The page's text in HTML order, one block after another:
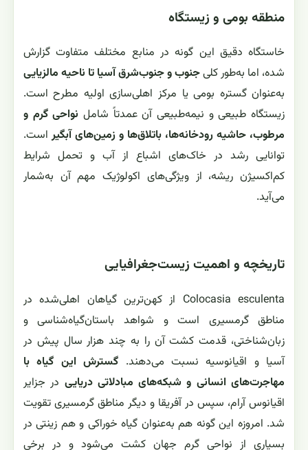
منطقه بومی و زیستگاه
خاستگاه دقیق این گونه در منابع مختلف متفاوت گزارش
شده، اما به‌طور کلیجنوب و جنوب‌شرق آسیا تا ناحیه مالزیایی
به‌عنوان گستره بومی یا مرکز اهلی‌سازی اولیه مطرح است.
زیستگاه طبیعی و نیمه‌طبیعی آن عمدتاً شامل نواحی گرم و
مرطوب، حاشیه رودخانه‌ها، باتلاق‌ها و زمین‌های آبگیراست.
توانایی رشد در خاک‌های اشباع از آب و تحمل شرایط
کم‌اکسیژن ریشه، از ویژگی‌های اکولوژیک مهم آن به‌شمار
می‌آید.
تاریخچه و اهمیت زیست‌جغرافیایی
Colocasia esculenta از کهن‌ترین گیاهان اهلی‌شده در
مناطق گرمسیری است و شواهد باستان‌گیاه‌شناسی و
زبان‌شناختی، قدمت کشت آن را به چند هزار سال پیش در
آسیا و اقیانوسیه نسبت می‌دهند. گسترش این گیاه با
مهاجرت‌های انسانی و شبکه‌های مبادلاتی دریایی در جزایر
اقیانوس آرام، سپس در آفریقا و دیگر مناطق گرمسیری تقویت
شد. امروزه این گونه هم به‌عنوان گیاه خوراکی و هم زینتی در
بسیاری از نواحی گرم جهان کشت می‌شود و در برخی